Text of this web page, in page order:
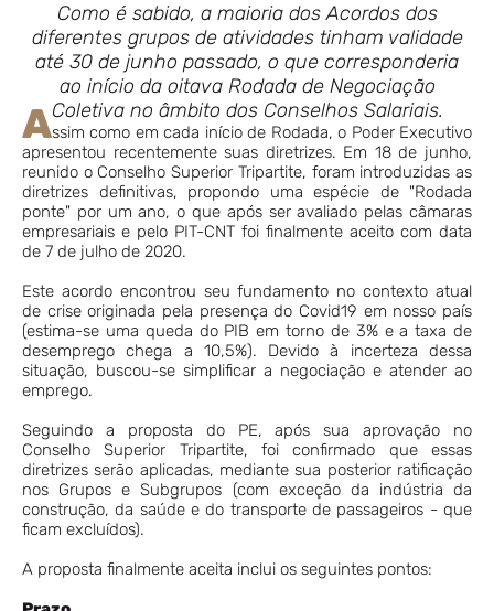
Como é sabido, a maioria dos Acordos dos
diferentes grupos de atividades tinham validade
até 30 de junho passado, o que corresponderia
ao início da oitava Rodada de Negociação
Coletiva no âmbito dos Conselhos Salariais.
Assim como em cada início de Rodada, o Poder Executivo
apresentou recentemente suas diretrizes. Em 18 de junho,
reunido o Conselho Superior Tripartite, foram introduzidas as
diretrizes definitivas, propondo uma espécie de "Rodada
ponte" por um ano, o que após ser avaliado pelas câmaras
empresariais e pelo PIT-CNT foi finalmente aceito com data
de 7 de julho de 2020.
Este acordo encontrou seu fundamento no contexto atual
de crise originada pela presença do Covid19 em nosso país
(estima-se uma queda do PIB em torno de 3% e a taxa de
desemprego chega a 10,5%). Devido à incerteza dessa
situação, buscou-se simplificar a negociação e atender ao
emprego.
Seguindo a proposta do PE, após sua aprovação no
Conselho Superior Tripartite, foi confirmado que essas
diretrizes serão aplicadas, mediante sua posterior ratificação
nos Grupos e Subgrupos (com exceção da indústria da
construção, da saúde e do transporte de passageiros - que
ficam excluídos).
A proposta finalmente aceita inclui os seguintes pontos: